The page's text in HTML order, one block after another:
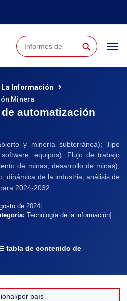
⚲
Información
Minera
automatización
y minería subterránea); Tipo
equipos); Flujo de trabajo
de minas, desarrollo de minas);
dinámica de la industria, análisis de
2024-2032
de 2024
Tecnología de la información
tabla de contenido de